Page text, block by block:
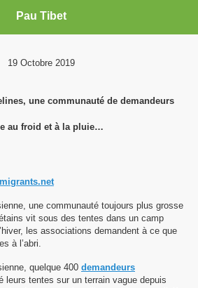
Pau Tibet
19 Octobre 2019
une communauté de demandeurs
au froid et à la pluie…
une communauté toujours plus grosse
vit sous des tentes dans un camp
les associations demandent à ce que
à l’abri.
quelque 400 demandeurs
leurs tentes sur un terrain vague depuis